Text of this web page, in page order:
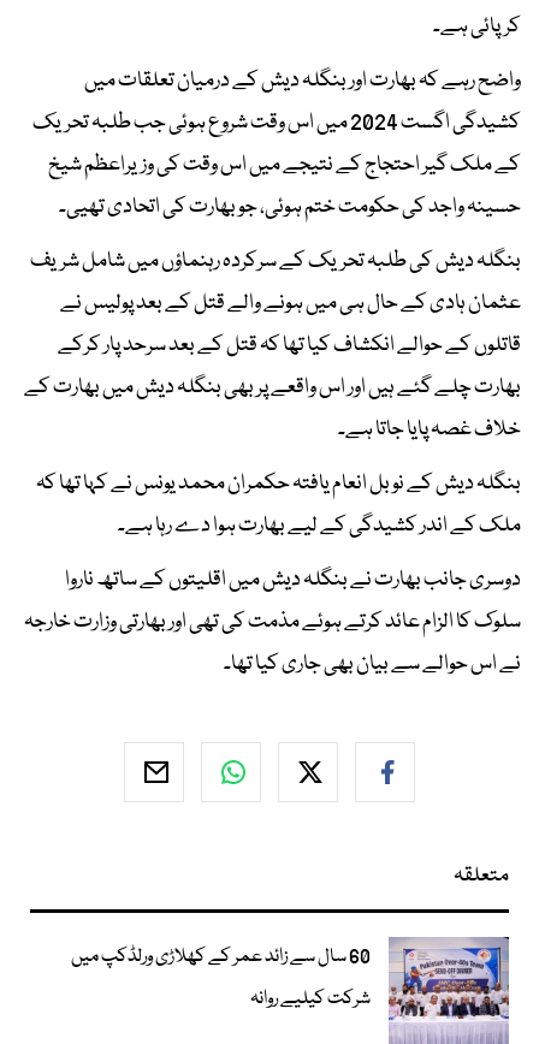
کرپائی ہے۔
واضح رہے کہ بھارت اور بنگلہ دیش کے درمیان تعلقات میں
کشیدگی اگست 2024 میں اس وقت شروع ہوئی جب طلبہ تحریک
کے ملک گیر احتجاج کے نتیجے میں اس وقت کی وزیراعظم شیخ
حسینہ واجد کی حکومت ختم ہوئی، جو بھارت کی اتحادی تھیی۔
بنگلہ دیش کی طلبہ تحریک کے سرکردہ رہنماؤں میں شامل شریف
عثمان ہادی کے حال ہی میں ہونے والے قتل کے بعد پولیس نے
قاتلوں کے حوالے انکشاف کیا تھا کہ قتل کے بعد سرحد پار کرکے
بھارت چلے گئے ہیں اور اس واقعے پر بھی بنگلہ دیش میں بھارت کے
خلاف غصہ پایا جاتا ہے۔
بنگلہ دیش کے نوبل انعام یافتہ حکمران محمد یونس نے کہا تھا کہ
ملک کے اندر کشیدگی کے لیے بھارت ہوا دے رہا ہے۔
دوسری جانب بھارت نے بنگلہ دیش میں اقلیتوں کے ساتھ ناروا
سلوک کا الزام عائد کرتے ہوئے مذمت کی تھی اور بھارتی وزارت خارجہ
نے اس حوالے سے بیان بھی جاری کیا تھا۔
متعلقہ
60 سال سے زائد عمر کے کھلاڑی ورلڈکپ میں
شرکت کیلیے روانہ